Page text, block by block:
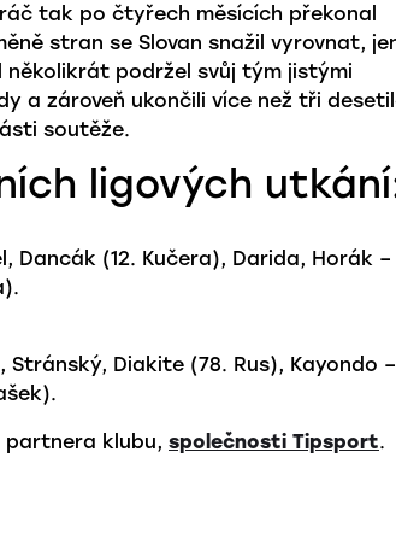
tak po čtyřech měsících překonal
stran se Slovan snažil vyrovnat,
několikrát podržel svůj tým jistými
a zároveň ukončili více než tři
soutěže.
ligových
Dancák (12. Kučera), Darida, Horák –
Stránský, Diakite (78. Rus), Kayondo –
partnera klubu, společnosti Tipsport.